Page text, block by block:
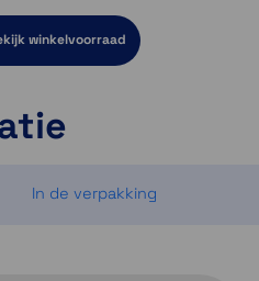
winkelvoorraad
In de verpakking